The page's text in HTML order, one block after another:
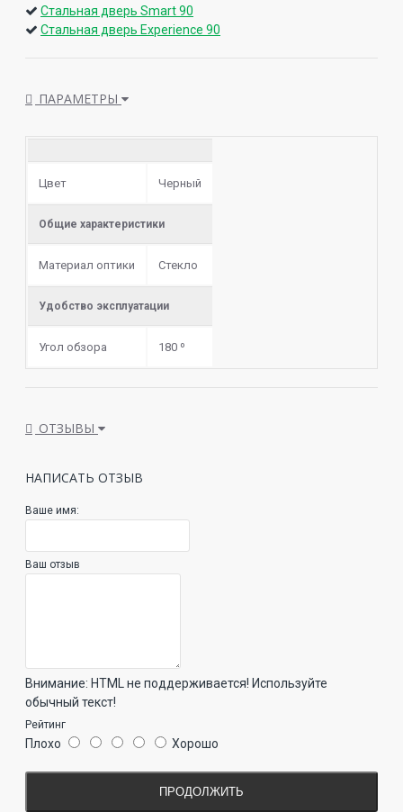
Стальная дверь Smart 90
Стальная дверь Experience 90
ПАРАМЕТРЫ
Цвет Черный
Общие характеристики
Материал оптики Стекло
Удобство эксплуатации
Угол обзора 180 º
ОТЗЫВЫ
НАПИСАТЬ ОТЗЫВ
Ваше имя:
Ваш отзыв
Внимание: HTML не поддерживается! Используйте
обычный текст!
Рейтинг
Плохо Хорошо
ПРОДОЛЖИТЬ